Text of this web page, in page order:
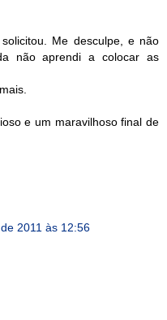
Me desculpe, e não
não aprendi a colocar as
e um maravilhoso final de
2011 às 12:56